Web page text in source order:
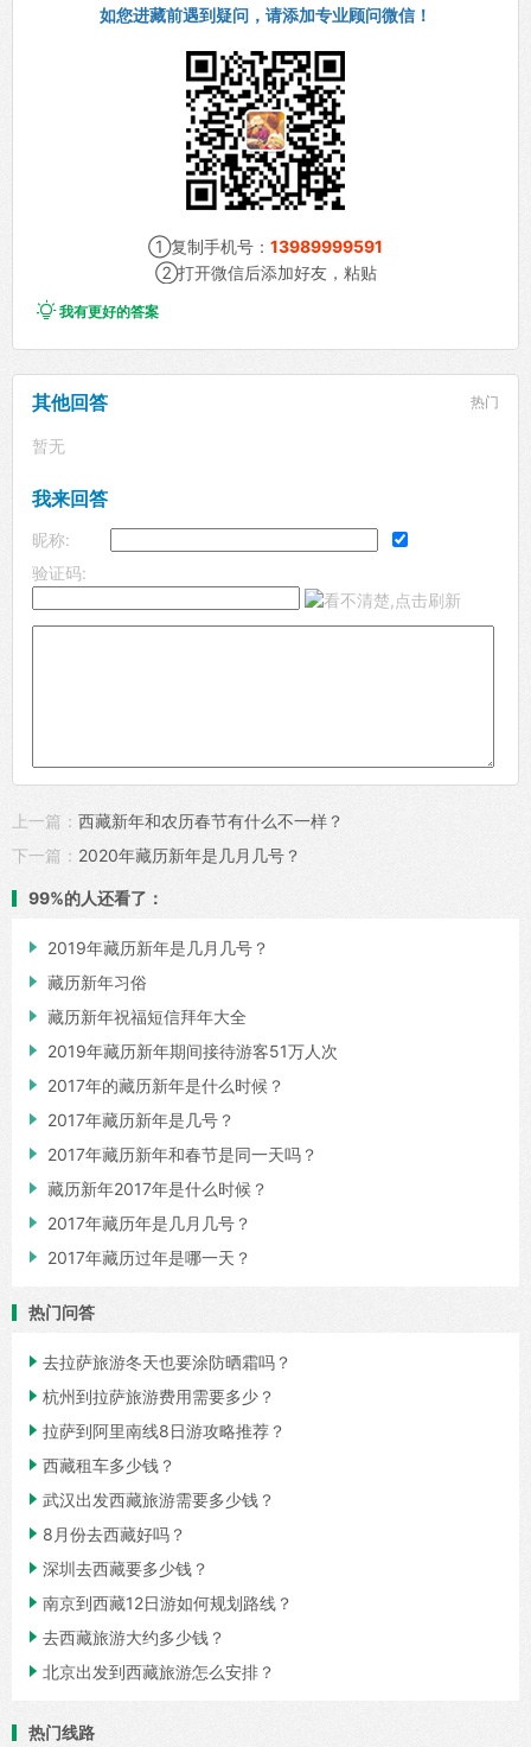
如您进藏前遇到疑问，请添加专业顾问微信！
①复制手机号： 13989999591
②打开微信后添加好友，粘贴
我有更好的答案
其他回答 热门
暂无
我来回答
昵称:
验证码:
上一篇： 西藏新年和农历春节有什么不一样？
下一篇： 2020年藏历新年是几月几号？
99%的人还看了：
 2019年藏历新年是几月几号？
 藏历新年习俗
 藏历新年祝福短信拜年大全
 2019年藏历新年期间接待游客51万人次
 2017年的藏历新年是什么时候？
 2017年藏历新年是几号？
 2017年藏历新年和春节是同一天吗？
 藏历新年2017年是什么时候？
 2017年藏历年是几月几号？
 2017年藏历过年是哪一天？
热门问答
 去拉萨旅游冬天也要涂防晒霜吗？
 杭州到拉萨旅游费用需要多少？
 拉萨到阿里南线8日游攻略推荐？
 西藏租车多少钱？
 武汉出发西藏旅游需要多少钱？
 8月份去西藏好吗？
 深圳去西藏要多少钱？
 南京到西藏12日游如何规划路线？
 去西藏旅游大约多少钱？
 北京出发到西藏旅游怎么安排？
热门线路